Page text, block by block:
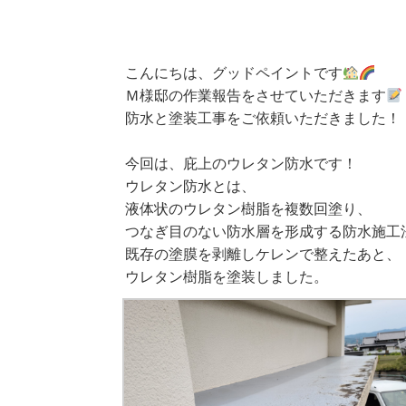
こんにちは、グッドペイントです
Ｍ様邸の作業報告をさせていただきます
防水と塗装工事をご依頼いただきました！
今回は、庇上のウレタン防水です！
ウレタン防水とは、
液体状のウレタン樹脂を複数回塗り、
つなぎ目のない防水層を形成する防水施工
既存の塗膜を剥離しケレンで整えたあと、
ウレタン樹脂を塗装しました。